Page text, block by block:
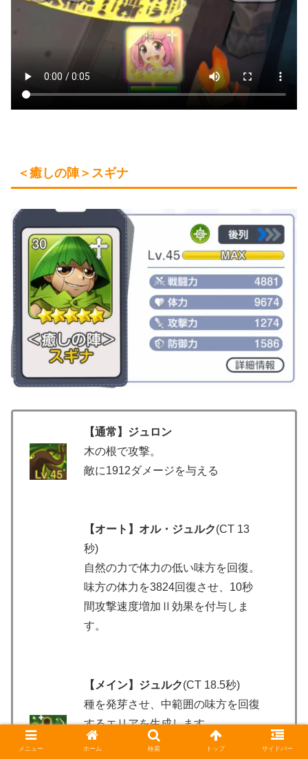
＜癒しの陣＞スギナ
【通常】ジュロン
木の根で攻撃。
敵に1912ダメージを与える
【オート】オル・ジュルク(CT 13
秒)
自然の力で体力の低い味方を回復。
味方の体力を3824回復させ、10秒
間攻撃速度増加Ⅱ効果を付与しま
す。
【メイン】ジュルク(CT 18.5秒)
種を発芽させ、中範囲の味方を回復
するエリアを生成します。
10秒間、範囲内の味方の体力を
メニュー ホーム 検索 トップ サイドバー